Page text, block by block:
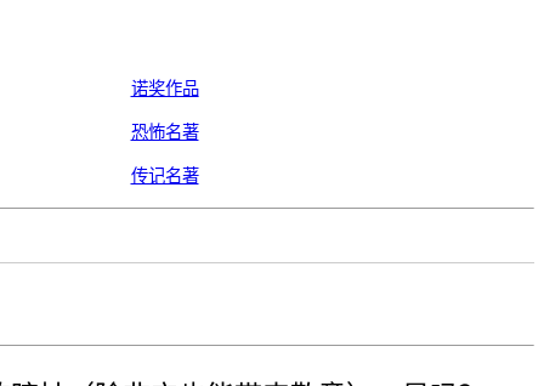
诺奖作品
恐怖名著
传记名著